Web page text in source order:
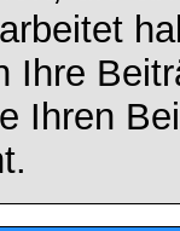
Ihre
Ihren